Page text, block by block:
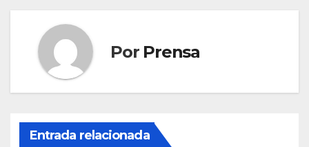
Por Prensa
Entrada relacionada